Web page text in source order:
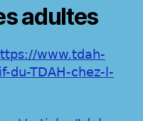
adultes
www.tdah-
du-TDAH-chez-l-